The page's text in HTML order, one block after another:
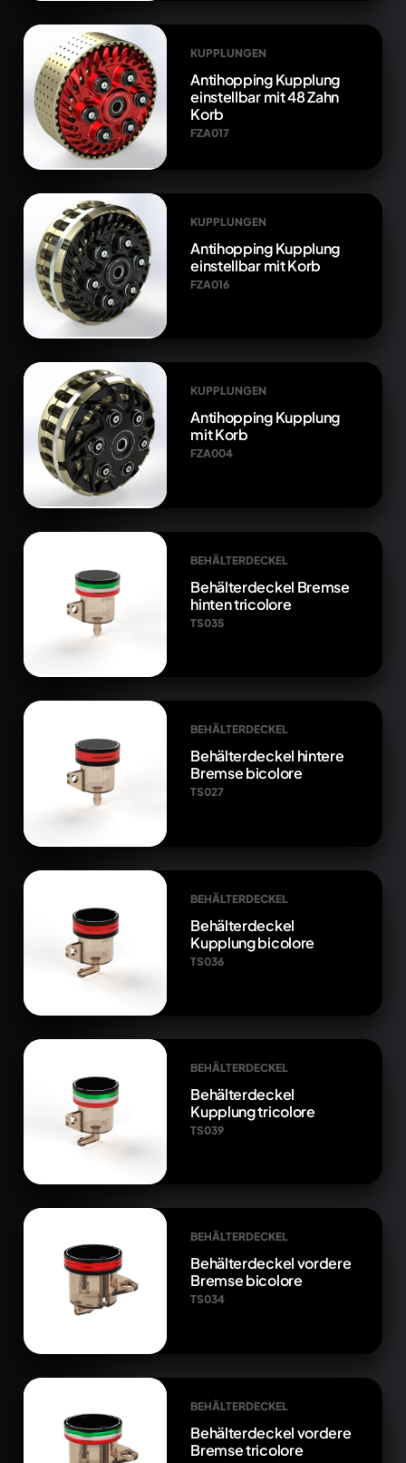
KUPPLUNGEN
Antihopping Kupplung
einstellbar mit 48 Zahn
Korb
FZA017
KUPPLUNGEN
Antihopping Kupplung
einstellbar mit Korb
FZA016
KUPPLUNGEN
Antihopping Kupplung
mit Korb
FZA004
BEHÄLTERDECKEL
Behälterdeckel Bremse
hinten tricolore
TS035
BEHÄLTERDECKEL
Behälterdeckel hintere
Bremse bicolore
TS027
BEHÄLTERDECKEL
Behälterdeckel
Kupplung bicolore
TS036
BEHÄLTERDECKEL
Behälterdeckel
Kupplung tricolore
TS039
BEHÄLTERDECKEL
Behälterdeckel vordere
Bremse bicolore
TS034
BEHÄLTERDECKEL
Behälterdeckel vordere
Bremse tricolore